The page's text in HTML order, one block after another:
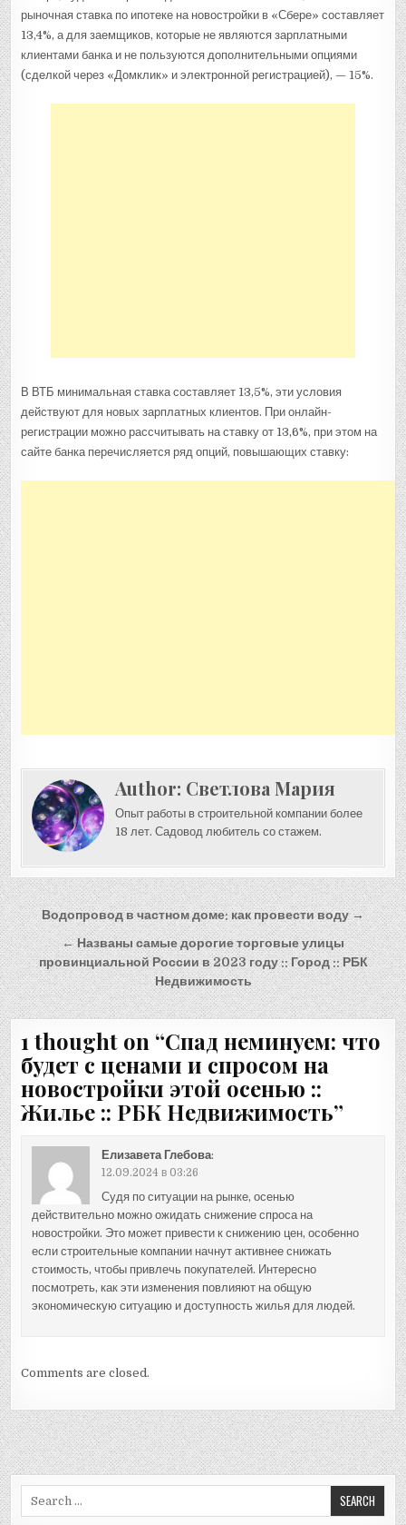
рыночная ставка по ипотеке на новостройки в «Сбере» составляет
13,4%, а для заемщиков, которые не являются зарплатными
клиентами банка и не пользуются дополнительными опциями
(сделкой через «Домклик» и электронной регистрацией), — 15%.
В ВТБ минимальная ставка составляет 13,5%, эти условия
действуют для новых зарплатных клиентов. При онлайн-
регистрации можно рассчитывать на ставку от 13,6%, при этом на
сайте банка перечисляется ряд опций, повышающих ставку:
Author: Светлова Мария
Опыт работы в строительной компании более
18 лет. Садовод любитель со стажем.
Навигация
по
записям
Водопровод в частном доме: как провести воду →
← Названы самые дорогие торговые улицы
провинциальной России в 2023 году :: Город :: РБК
Недвижимость
1 thought on “Спад неминуем: что
будет с ценами и спросом на
новостройки этой осенью ::
Жилье :: РБК Недвижимость”
Елизавета Глебова:
12.09.2024 в 03:26
Судя по ситуации на рынке, осенью
действительно можно ожидать снижение спроса на
новостройки. Это может привести к снижению цен, особенно
если строительные компании начнут активнее снижать
стоимость, чтобы привлечь покупателей. Интересно
посмотреть, как эти изменения повлияют на общую
экономическую ситуацию и доступность жилья для людей.
Comments are closed.